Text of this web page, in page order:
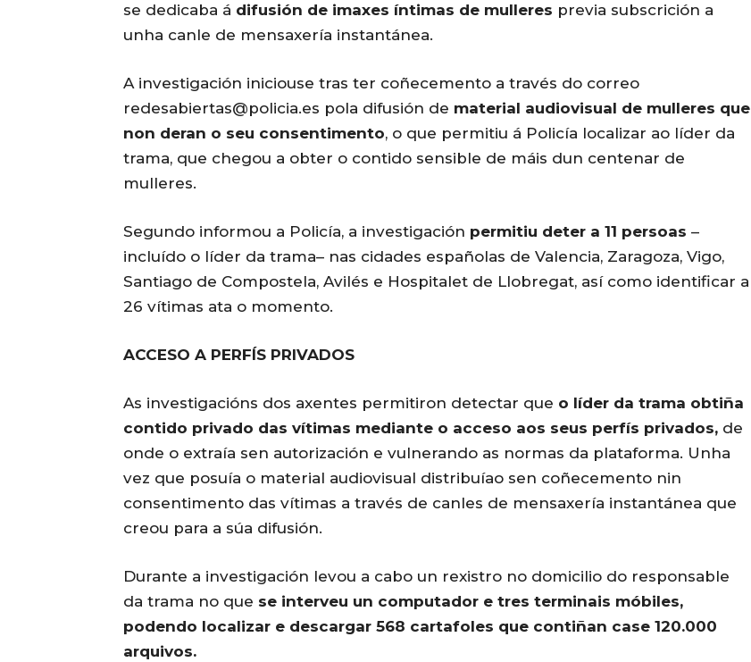
se dedicaba á difusión de imaxes íntimas de mulleres previa subscrición a
unha canle de mensaxería instantánea.
A investigación iniciouse tras ter coñecemento a través do correo
redesabiertas@policia.es pola difusión de material audiovisual de mulleres que
non deran o seu consentimento, o que permitiu á Policía localizar ao líder da
trama, que chegou a obter o contido sensible de máis dun centenar de
mulleres.
Segundo informou a Policía, a investigación permitiu deter a 11 persoas –
incluído o líder da trama– nas cidades españolas de Valencia, Zaragoza, Vigo,
Santiago de Compostela, Avilés e Hospitalet de Llobregat, así como identificar a
26 vítimas ata o momento.
ACCESO A PERFÍS PRIVADOS
As investigacións dos axentes permitiron detectar que o líder da trama obtiña
contido privado das vítimas mediante o acceso aos seus perfís privados, de
onde o extraía sen autorización e vulnerando as normas da plataforma. Unha
vez que posuía o material audiovisual distribuíao sen coñecemento nin
consentimento das vítimas a través de canles de mensaxería instantánea que
creou para a súa difusión.
Durante a investigación levou a cabo un rexistro no domicilio do responsable
da trama no que se interveu un computador e tres terminais móbiles,
podendo localizar e descargar 568 cartafoles que contiñan case 120.000
arquivos.